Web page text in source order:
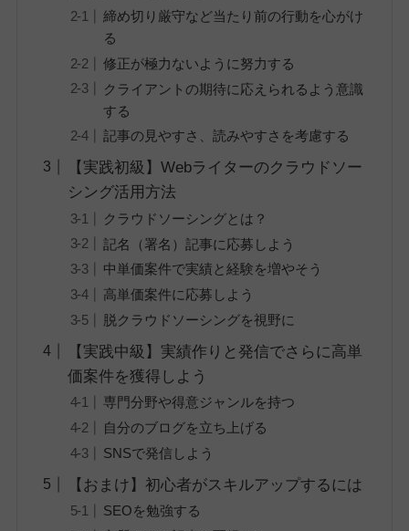
締め切り厳守など当たり前の行動を心がけ
る
修正が極力ないように努力する
クライアントの期待に応えられるよう意識
する
記事の見やすさ、読みやすさを考慮する
【実践初級】Webライターのクラウドソー
シング活用方法
クラウドソーシングとは？
記名（署名）記事に応募しよう
中単価案件で実績と経験を増やそう
高単価案件に応募しよう
脱クラウドソーシングを視野に
【実践中級】実績作りと発信でさらに高単
価案件を獲得しよう
専門分野や得意ジャンルを持つ
自分のブログを立ち上げる
SNSで発信しよう
【おまけ】初心者がスキルアップするには
SEOを勉強する